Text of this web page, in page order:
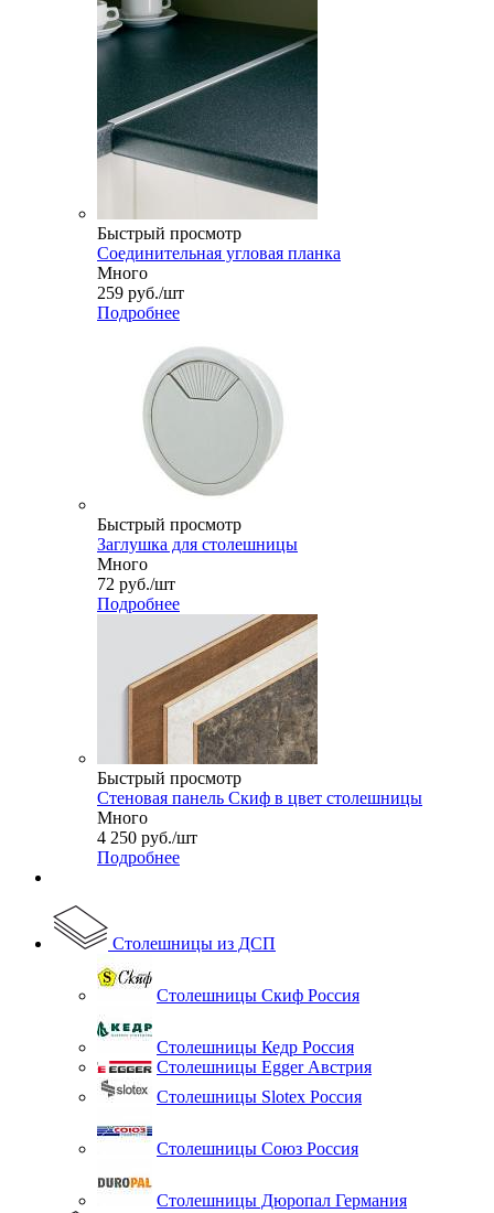
Быстрый просмотр
Соединительная угловая планка
Много
259 руб./шт
Подробнее
Быстрый просмотр
Заглушка для столешницы
Много
72 руб./шт
Подробнее
Быстрый просмотр
Стеновая панель Скиф в цвет столешницы
Много
4 250 руб./шт
Подробнее
Столешницы из ДСП
Столешницы Скиф Россия
Столешницы Кедр Россия
Столешницы Egger Австрия
Столешницы Slotex Россия
Столешницы Союз Россия
Столешницы Дюропал Германия